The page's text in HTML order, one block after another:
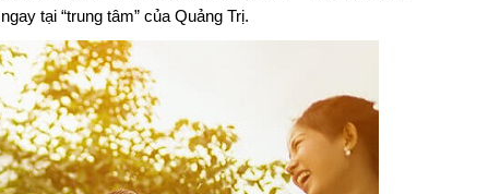
tại “trung tâm” của Quảng Trị.